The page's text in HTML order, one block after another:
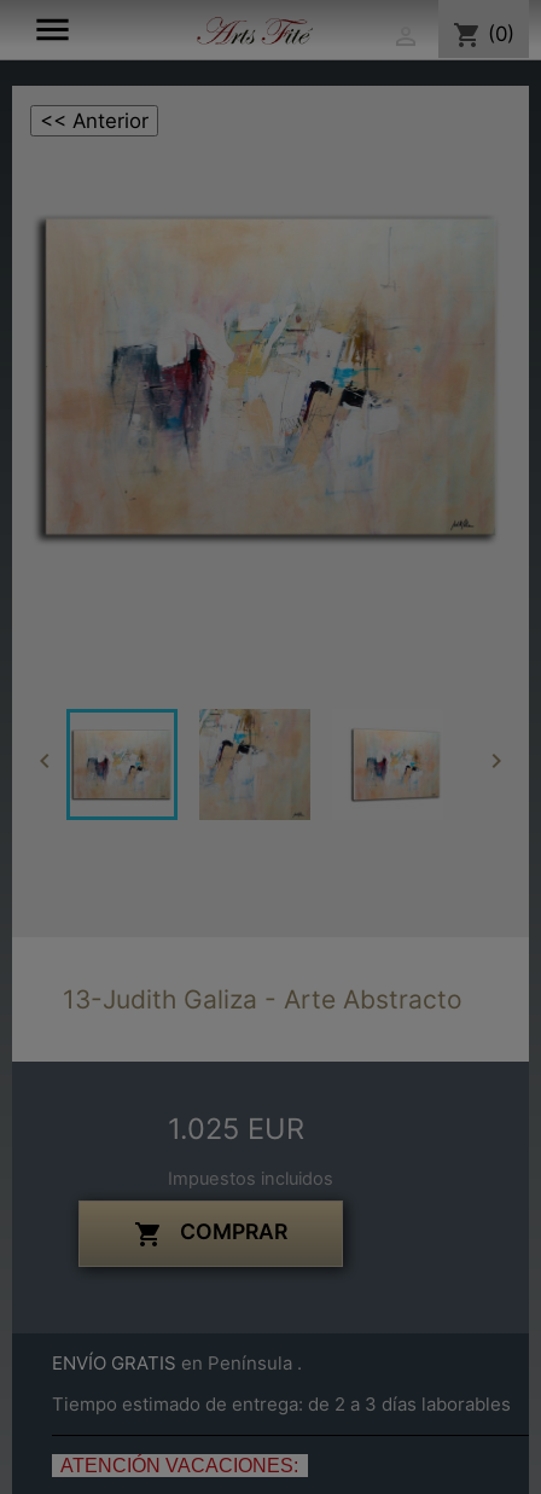
 shopping_cart (0)
 
13-Judith Galiza - Arte Abstracto
1.025 EUR
Impuestos incluidos
 COMPRAR
ENVÍO GRATIS en Península .
Tiempo estimado de entrega: de 2 a 3 días laborables
ATENCIÓN VACACIONES: